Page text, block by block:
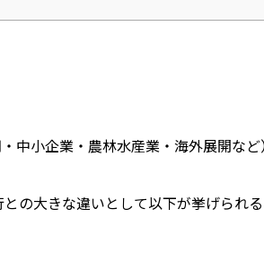
小企業・農林水産業・海外展開な
の大きな違いとして以下が挙げられ